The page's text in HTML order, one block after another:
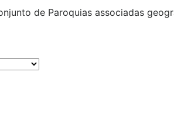
de Paroquias associadas